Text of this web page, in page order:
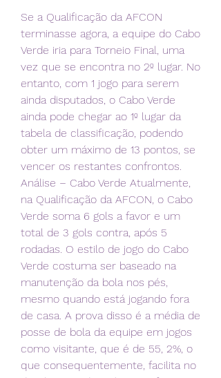
Se a Qualificação da AFCON
terminasse agora, a equipe do Cabo
Verde iria para Torneio Final, uma
vez que se encontra no 2º lugar. No
entanto, com 1 jogo para serem
ainda disputados, o Cabo Verde
ainda pode chegar ao 1º lugar da
tabela de classificação, podendo
obter um máximo de 13 pontos, se
vencer os restantes confrontos.
Análise – Cabo Verde Atualmente,
na Qualificação da AFCON, o Cabo
Verde soma 6 gols a favor e um
total de 3 gols contra, após 5
rodadas. O estilo de jogo do Cabo
Verde costuma ser baseado na
manutenção da bola nos pés,
mesmo quando está jogando fora
de casa. A prova disso é a média de
posse de bola da equipe em jogos
como visitante, que é de 55, 2%, o
que consequentemente, facilita no